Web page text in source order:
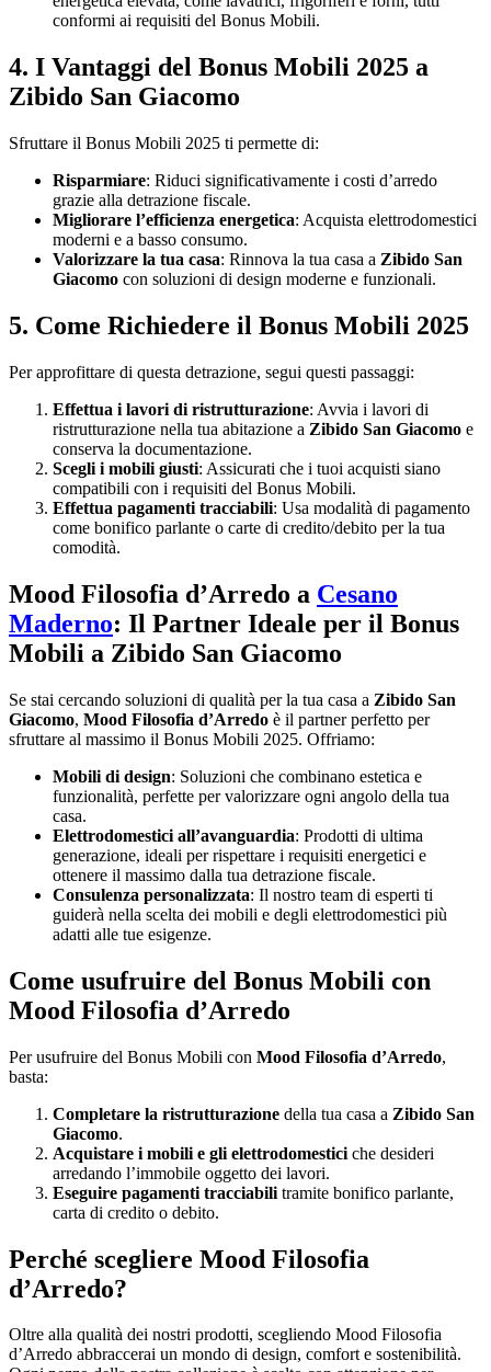
conformi ai requisiti del Bonus Mobili.
4. I Vantaggi del Bonus Mobili 2025 a
Zibido San Giacomo
Sfruttare il Bonus Mobili 2025 ti permette di:
Risparmiare: Riduci significativamente i costi d’arredo
grazie alla detrazione fiscale.
Migliorare l’efficienza energetica: Acquista elettrodomestici
moderni e a basso consumo.
Valorizzare la tua casa: Rinnova la tua casa a Zibido San
Giacomo con soluzioni di design moderne e funzionali.
5. Come Richiedere il Bonus Mobili 2025
Per approfittare di questa detrazione, segui questi passaggi:
Effettua i lavori di ristrutturazione: Avvia i lavori di
ristrutturazione nella tua abitazione a Zibido San Giacomo e
conserva la documentazione.
Scegli i mobili giusti: Assicurati che i tuoi acquisti siano
compatibili con i requisiti del Bonus Mobili.
Effettua pagamenti tracciabili: Usa modalità di pagamento
come bonifico parlante o carte di credito/debito per la tua
comodità.
Mood Filosofia d’Arredo a Cesano
Maderno: Il Partner Ideale per il Bonus
Mobili a Zibido San Giacomo
Se stai cercando soluzioni di qualità per la tua casa a Zibido San
Giacomo, Mood Filosofia d’Arredo è il partner perfetto per
sfruttare al massimo il Bonus Mobili 2025. Offriamo:
Mobili di design: Soluzioni che combinano estetica e
funzionalità, perfette per valorizzare ogni angolo della tua
casa.
Elettrodomestici all’avanguardia: Prodotti di ultima
generazione, ideali per rispettare i requisiti energetici e
ottenere il massimo dalla tua detrazione fiscale.
Consulenza personalizzata: Il nostro team di esperti ti
guiderà nella scelta dei mobili e degli elettrodomestici più
adatti alle tue esigenze.
Come usufruire del Bonus Mobili con
Mood Filosofia d’Arredo
Per usufruire del Bonus Mobili con Mood Filosofia d’Arredo,
basta:
Completare la ristrutturazione della tua casa a Zibido San
Giacomo.
Acquistare i mobili e gli elettrodomestici che desideri
arredando l’immobile oggetto dei lavori.
Eseguire pagamenti tracciabili tramite bonifico parlante,
carta di credito o debito.
Perché scegliere Mood Filosofia
d’Arredo?
Oltre alla qualità dei nostri prodotti, scegliendo Mood Filosofia
d’Arredo abbraccerai un mondo di design, comfort e sostenibilità.